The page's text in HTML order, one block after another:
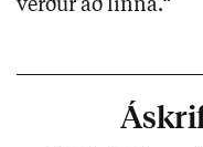
verður að linna.“